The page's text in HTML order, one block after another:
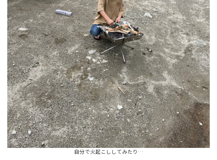
自分で火起こししてみたり…